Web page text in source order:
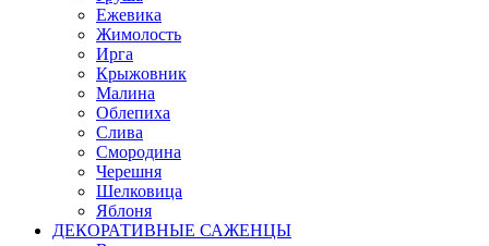
Ежевика
Жимолость
Ирга
Крыжовник
Малина
Облепиха
Слива
Смородина
Черешня
Шелковица
Яблоня
ДЕКОРАТИВНЫЕ САЖЕНЦЫ